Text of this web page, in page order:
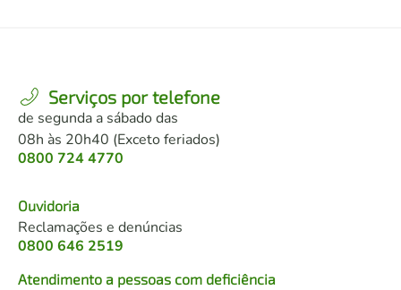
Serviços por telefone
de segunda a sábado das
08h às 20h40 (Exceto feriados)
0800 724 4770
Ouvidoria
Reclamações e denúncias
0800 646 2519
Atendimento a pessoas com deficiência